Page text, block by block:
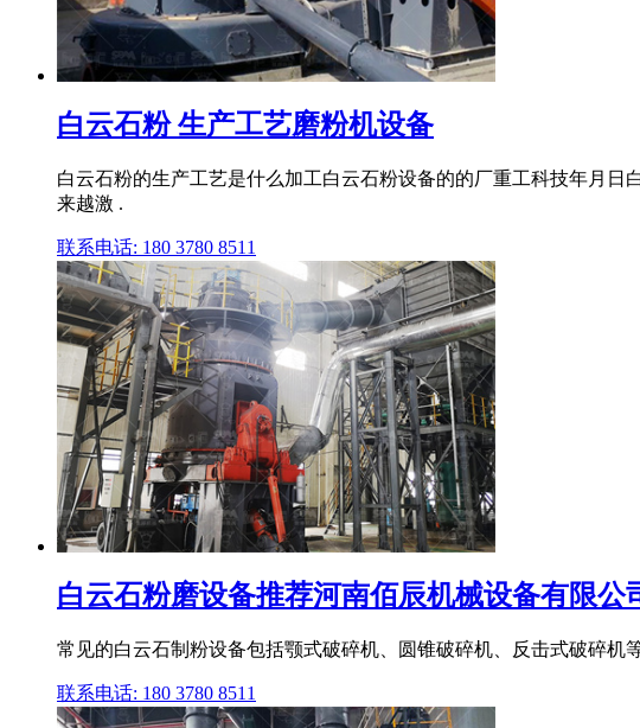
白云石粉 生产工艺磨粉机设备
白云石粉的生产工艺是什么加工白云石粉设备的的厂重工科技年月
来越激 .
联系电话: 180 3780 8511
白云石粉磨设备推荐河南佰辰机械设备有限公
常见的白云石制粉设备包括颚式破碎机、圆锥破碎机、反击式破碎
联系电话: 180 3780 8511